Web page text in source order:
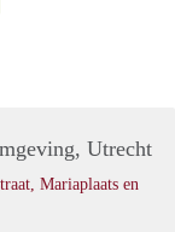
Utrecht
Mariaplaats en